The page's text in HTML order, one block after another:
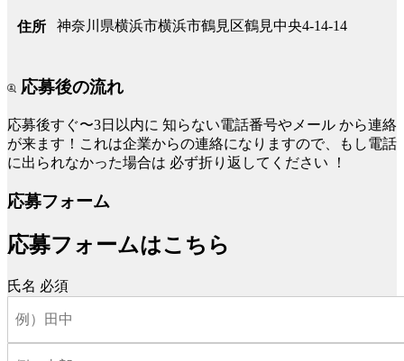
住所 神奈川県横浜市横浜市鶴見区鶴見中央4-14-14
応募後の流れ
応募後すぐ〜3日以内に 知らない電話番号やメール から連絡
が来ます！これは企業からの連絡になりますので、もし電話
に出られなかった場合は 必ず折り返してください ！
応募フォーム
応募フォームはこちら
氏名 必須